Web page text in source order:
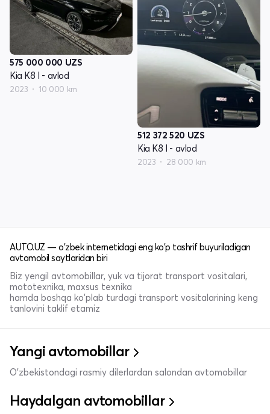
575 000 000 UZS
Kia K8 I - avlod
2023 10 000 km
512 372 520 UZS
Kia K8 I - avlod
2023 28 000 km
AUTO.UZ — o'zbek internetidagi eng ko'p tashrif buyuriladigan
avtomobil saytlaridan biri
Biz yengil avtomobillar, yuk va tijorat transport vositalari,
mototexnika, maxsus texnika
hamda boshqa ko'plab turdagi transport vositalarining keng
tanlovini taklif etamiz
Yangi avtomobillar
O'zbekistondagi rasmiy dilerlardan salondan avtomobillar
Haydalgan avtomobillar